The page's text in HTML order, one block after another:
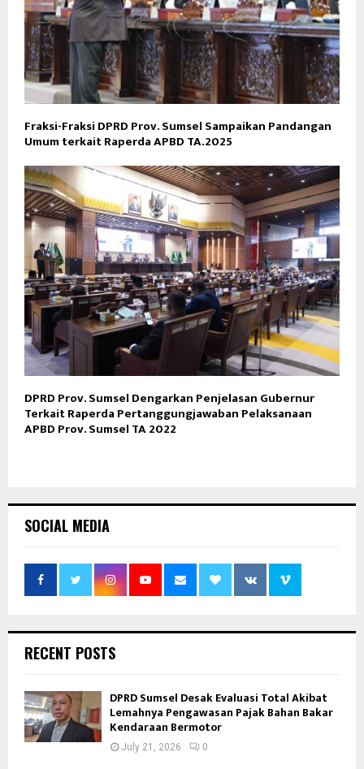
Fraksi-Fraksi DPRD Prov. Sumsel Sampaikan Pandangan
Umum terkait Raperda APBD TA.2025
DPRD Prov. Sumsel Dengarkan Penjelasan Gubernur
Terkait Raperda Pertanggungjawaban Pelaksanaan
APBD Prov. Sumsel TA 2022
SOCIAL MEDIA
RECENT POSTS
DPRD Sumsel Desak Evaluasi Total Akibat
Lemahnya Pengawasan Pajak Bahan Bakar
Kendaraan Bermotor
July 21, 2026 0